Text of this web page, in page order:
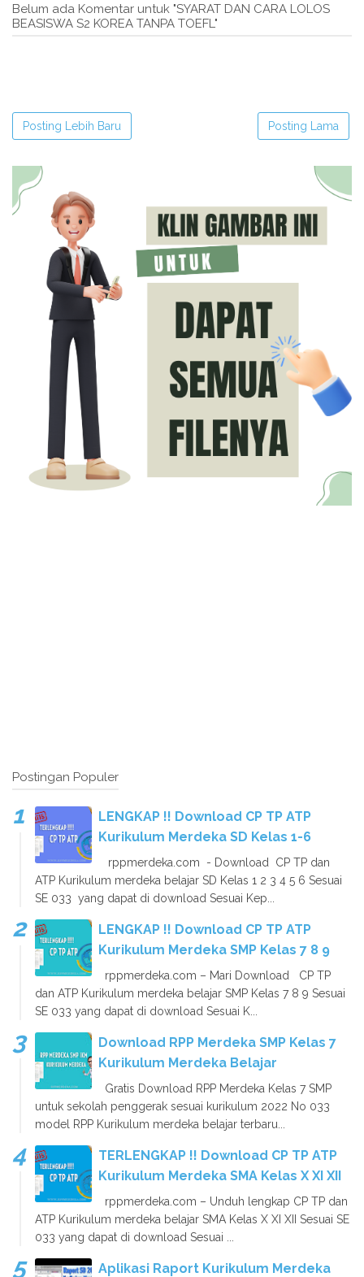
Belum ada Komentar untuk "SYARAT DAN CARA LOLOS
BEASISWA S2 KOREA TANPA TOEFL"
Posting Lebih Baru Posting Lama
Postingan Populer
LENGKAP !! Download CP TP ATP
Kurikulum Merdeka SD Kelas 1-6
rppmerdeka.com - Download CP TP dan
ATP Kurikulum merdeka belajar SD Kelas 1 2 3 4 5 6 Sesuai
SE 033 yang dapat di download Sesuai Kep...
LENGKAP !! Download CP TP ATP
Kurikulum Merdeka SMP Kelas 7 8 9
rppmerdeka.com – Mari Download CP TP
dan ATP Kurikulum merdeka belajar SMP Kelas 7 8 9 Sesuai
SE 033 yang dapat di download Sesuai K...
Download RPP Merdeka SMP Kelas 7
Kurikulum Merdeka Belajar
Gratis Download RPP Merdeka Kelas 7 SMP
untuk sekolah penggerak sesuai kurikulum 2022 No 033
model RPP Kurikulum merdeka belajar terbaru...
TERLENGKAP !! Download CP TP ATP
Kurikulum Merdeka SMA Kelas X XI XII
rppmerdeka.com – Unduh lengkap CP TP dan
ATP Kurikulum merdeka belajar SMA Kelas X XI XII Sesuai SE
033 yang dapat di download Sesuai ...
Aplikasi Raport Kurikulum Merdeka